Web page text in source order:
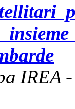
IREA